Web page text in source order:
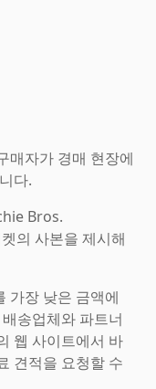
매자가 경매 현장에
다.
Bros.
의 사본을 제시해
가장 낮은 금액에
송업체와 파트너
웹 사이트에서 바
견적을 요청할 수